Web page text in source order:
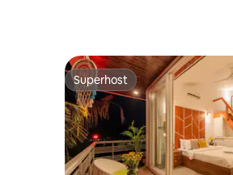
Superhost
Superhost